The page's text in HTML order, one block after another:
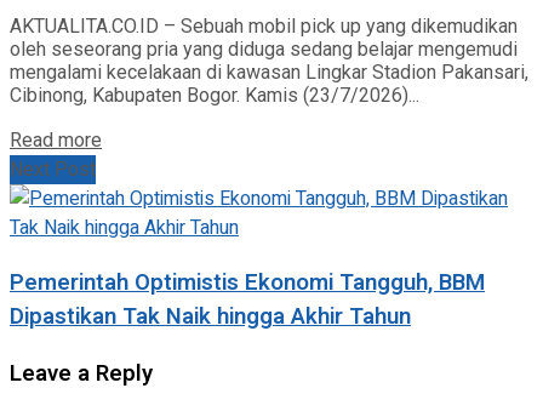
AKTUALITA.CO.ID – Sebuah mobil pick up yang dikemudikan
oleh seseorang pria yang diduga sedang belajar mengemudi
mengalami kecelakaan di kawasan Lingkar Stadion Pakansari,
Cibinong, Kabupaten Bogor. Kamis (23/7/2026)...
Read more
Next Post
Pemerintah Optimistis Ekonomi Tangguh, BBM
Dipastikan Tak Naik hingga Akhir Tahun
Leave a Reply